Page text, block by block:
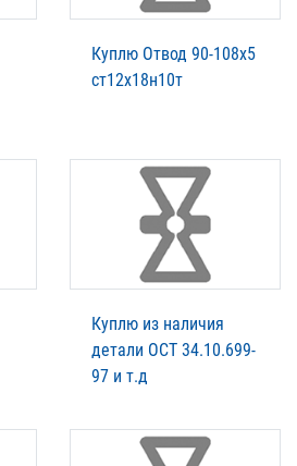
Куплю Отвод 90-108х5
ст12х18н10т
Куплю из наличия
детали ОСТ 34.10.699-
97 и т.д